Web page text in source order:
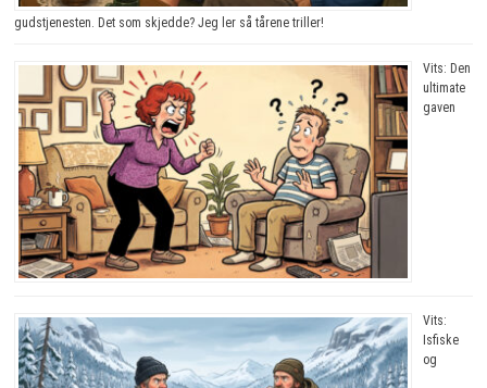
gudstjenesten. Det som skjedde? Jeg ler så tårene triller!
Vits: Den
ultimate
gaven
Vits:
Isfiske
og